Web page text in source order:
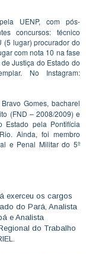
UENP, com pós-
concursos: técnico
(5 lugar) procurador do
com nota 10 na fase
Justiça do Estado do
No Instagram:
Gomes, bacharel
(FND – 2008/2009) e
Estado pela Pontifícia
Ainda, foi membro
e Penal Militar do 5º
exerceu os cargos
do Pará, Analista
e Analista
do Trabalho